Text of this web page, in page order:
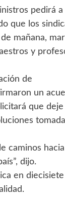
pedirá a
que los
mañana,
y
de
un
que deje
caminos
dijo.
en diecisiete